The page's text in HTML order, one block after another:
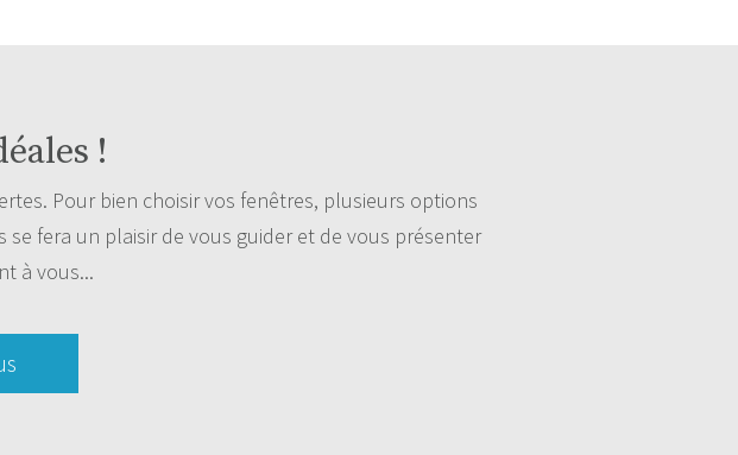
!
Pour bien choisir vos fenêtres, plusieurs options
fera un plaisir de vous guider et de vous présenter
à vous...